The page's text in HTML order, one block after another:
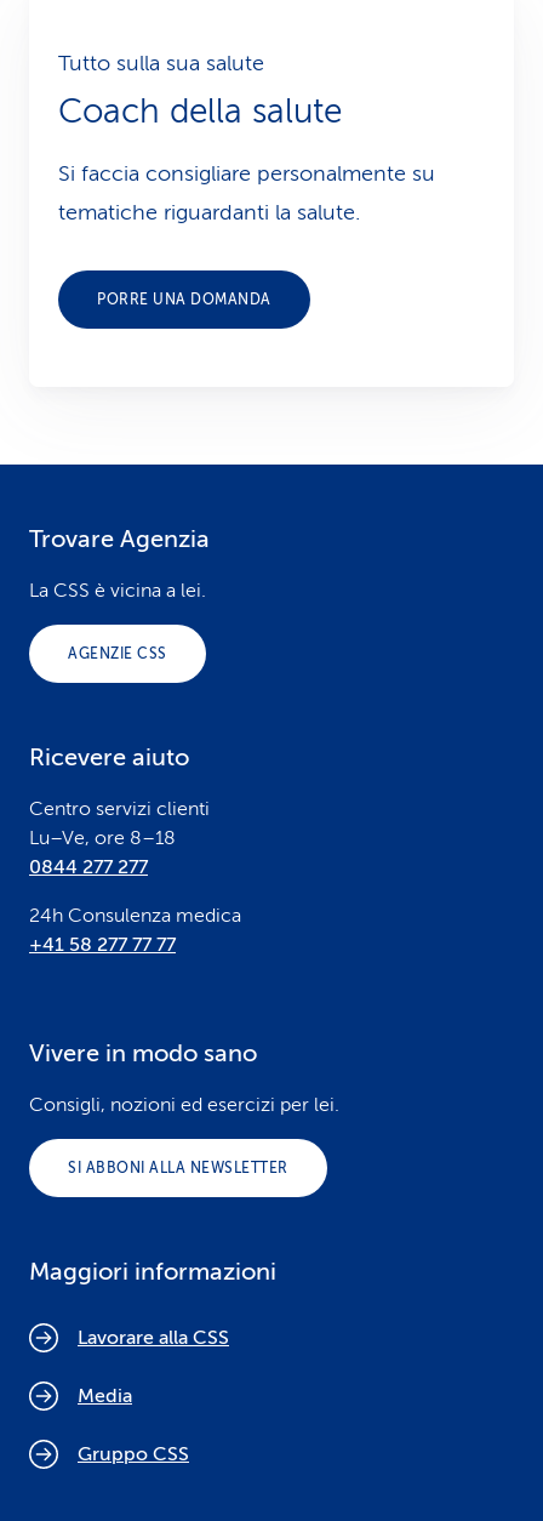
Tutto sulla sua salute
Coach della salute
Si faccia consigliare personalmente su
tematiche riguardanti la salute.
PORRE UNA DOMANDA
Trovare Agenzia
La CSS è vicina a lei.
AGENZIE CSS
Ricevere aiuto
Centro servizi clienti
Lu–Ve, ore 8–18
0844 277 277
24h Consulenza medica
+41 58 277 77 77
Vivere in modo sano
Consigli, nozioni ed esercizi per lei.
SI ABBONI ALLA NEWSLETTER
Maggiori informazioni
Lavorare alla CSS
Media
Gruppo CSS